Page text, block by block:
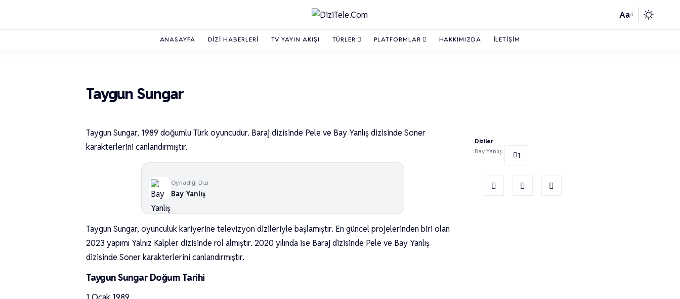
Aa
ANASAYFA DIZI HABERLERI TV YAYIN AKIŞI TÜRLER PLATFORMLAR HAKKIMIZDA İLETIŞIM
Taygun Sungar
Taygun Sungar, 1989 doğumlu Türk oyuncudur. Baraj dizisinde Pele ve Bay Yanlış dizisinde Soner
karakterlerini canlandırmıştır.
Oynadığı Dizi
Bay Yanlış
Taygun Sungar, oyunculuk kariyerine televizyon dizileriyle başlamıştır. En güncel projelerinden biri olan
2023 yapımı Yalnız Kalpler dizisinde rol almıştır. 2020 yılında ise Baraj dizisinde Pele ve Bay Yanlış
dizisinde Soner karakterlerini canlandırmıştır.
Taygun Sungar Doğum Tarihi
Diziler
Bay Yanlış
1